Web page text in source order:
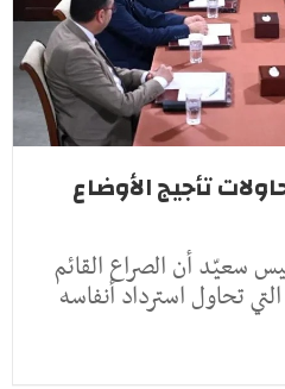
تأجيج الأوضاع
سعيّد أن الصراع القائم
تحاول استرداد أنفاسه